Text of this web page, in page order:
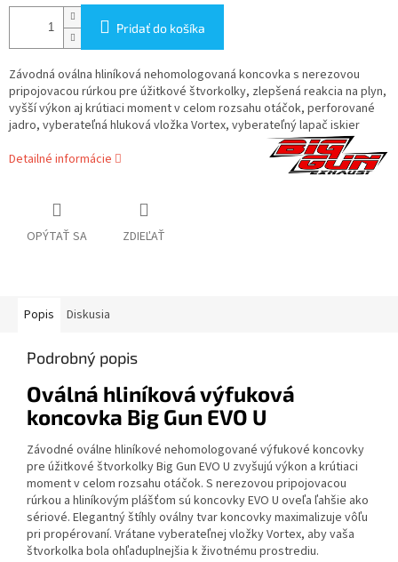
Pridať do košíka
Závodná oválna hliníková nehomologovaná koncovka s nerezovou
pripojovacou rúrkou pre úžitkové štvorkolky, zlepšená reakcia na plyn,
vyšší výkon aj krútiaci moment v celom rozsahu otáčok, perforované
jadro, vyberateľná hluková vložka Vortex, vyberateľný lapač iskier
Detailné informácie
OPÝTAŤ SA ZDIEĽAŤ
Popis Diskusia
Podrobný popis
Oválná hliníková výfuková
koncovka Big Gun EVO U
Závodné oválne hliníkové nehomologované výfukové koncovky
pre úžitkové štvorkolky Big Gun EVO U zvyšujú výkon a krútiaci
moment v celom rozsahu otáčok. S nerezovou pripojovacou
rúrkou a hliníkovým plášťom sú koncovky EVO U oveľa ľahšie ako
sériové. Elegantný štíhly oválny tvar koncovky maximalizuje vôľu
pri propérovaní. Vrátane vyberateľnej vložky Vortex, aby vaša
štvorkolka bola ohľaduplnejšia k životnému prostrediu.